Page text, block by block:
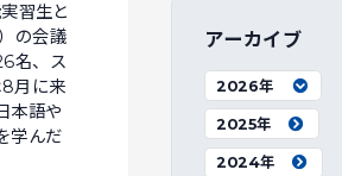
習生と
の会議
名、ス
8月に来
本語や
学んだ
アーカイブ
2026年
2025年
2024年